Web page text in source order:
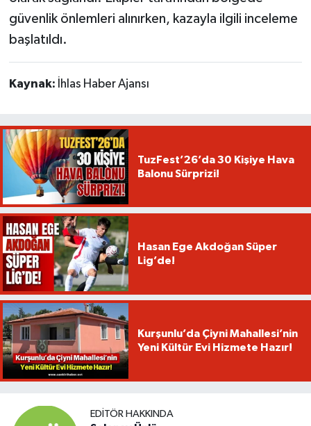
güvenlik önlemleri alınırken, kazayla ilgili inceleme
başlatıldı.
Kaynak: İhlas Haber Ajansı
TuzFest’26’da 30 Kişiye Hava
Balonu Sürprizi!
Hasan Ege Akdoğan Süper
Lig’de!
Kurşunlu’da Çiyni Mahallesi’nin
Yeni Kültür Evi Hizmete Hazır!
EDITÖR HAKKINDA